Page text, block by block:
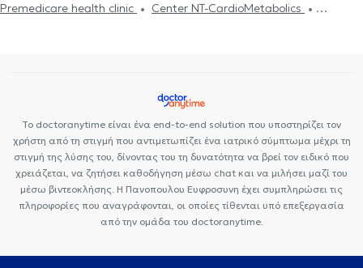
Μαστολόγοι στη Γλυφάδα
Premedicare health clinic
Center NT-CardioMetabolics
Το doctoranytime είναι ένα end-to-end solution που υποστηρίζει τον
χρήστη από τη στιγμή που αντιμετωπίζει ένα ιατρικό σύμπτωμα μέχρι τη
στιγμή της λύσης του, δίνοντας του τη δυνατότητα να βρεί τον ειδικό που
χρειάζεται, να ζητήσει καθοδήγηση μέσω chat και να μιλήσει μαζί του
μέσω βιντεοκλήσης. Η Πανοπουλου Ευφροσυνη έχει συμπληρώσει τις
πληροφορίες που αναγράφονται, οι οποίες τίθενται υπό επεξεργασία
από την ομάδα του doctoranytime.